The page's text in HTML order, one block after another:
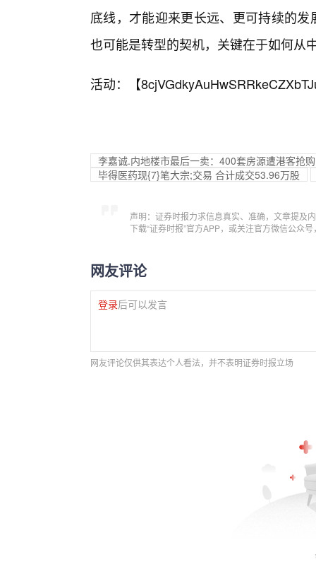
底线，才能迎来更长远、更可持续的
也可能是转型的契机，关键在于如何从
活动：【
李嘉诚.内地楼市最后一卖：400套房源遭港客抢
毕得医药现{7}笔大宗;交易 合计成交53.96万股
声明：证券时报力求信息真实、准确，文章提及
下载“证券时报”官方APP，或关注官方微信公众
网友评论
登录后可以发言
网友评论仅供其表达个人看法，并不表明证券时报立场